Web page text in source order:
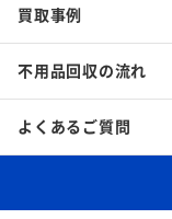
買取事例
不用品回収の流れ
よくあるご質問